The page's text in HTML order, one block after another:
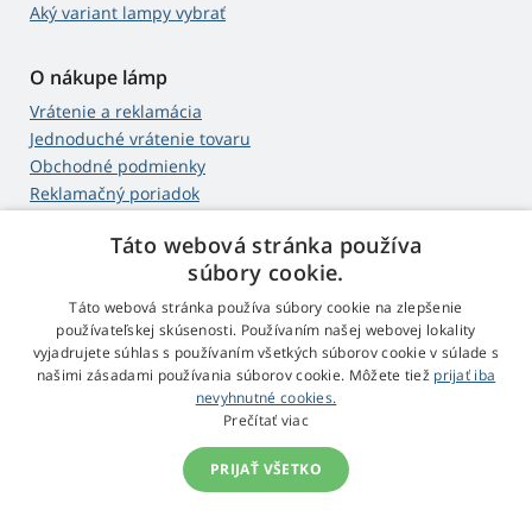
Aký variant lampy vybrať
O nákupe lámp
Vrátenie a reklamácia
Jednoduché vrátenie tovaru
Obchodné podmienky
Reklamačný poriadok
Web Retail s.r.o.
Spracovanie osobných údajov
© 2009 - 2026 Projektory-Lampy.sk
Táto webová stránka používa
súbory cookie.
Táto webová stránka používa súbory cookie na zlepšenie
používateľskej skúsenosti. Používaním našej webovej lokality
vyjadrujete súhlas s používaním všetkých súborov cookie v súlade s
našimi zásadami používania súborov cookie. Môžete tiež prijať iba
nevyhnutné cookies.
Prečítať viac
PRIJAŤ VŠETKO